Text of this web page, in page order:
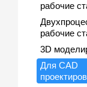
рабочие
рабочие
3D
Для CAD